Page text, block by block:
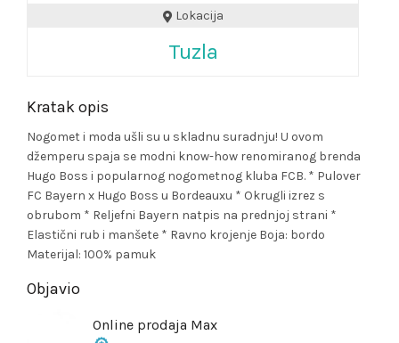
Lokacija
Tuzla
Kratak opis
Nogomet i moda ušli su u skladnu suradnju! U ovom
džemperu spaja se modni know-how renomiranog brenda
Hugo Boss i popularnog nogometnog kluba FCB. * Pulover
FC Bayern x Hugo Boss u Bordeauxu * Okrugli izrez s
obrubom * Reljefni Bayern natpis na prednjoj strani *
Elastični rub i manšete * Ravno krojenje Boja: bordo
Materijal: 100% pamuk
Objavio
Online prodaja Max